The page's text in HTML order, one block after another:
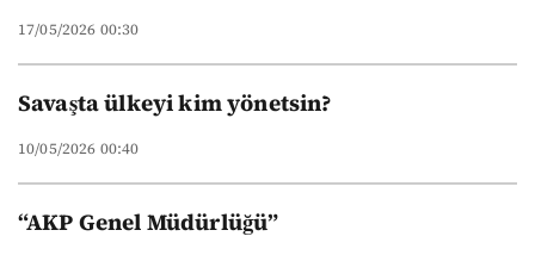
17/05/2026 00:30
Savaşta ülkeyi kim yönetsin?
10/05/2026 00:40
“AKP Genel Müdürlüğü”